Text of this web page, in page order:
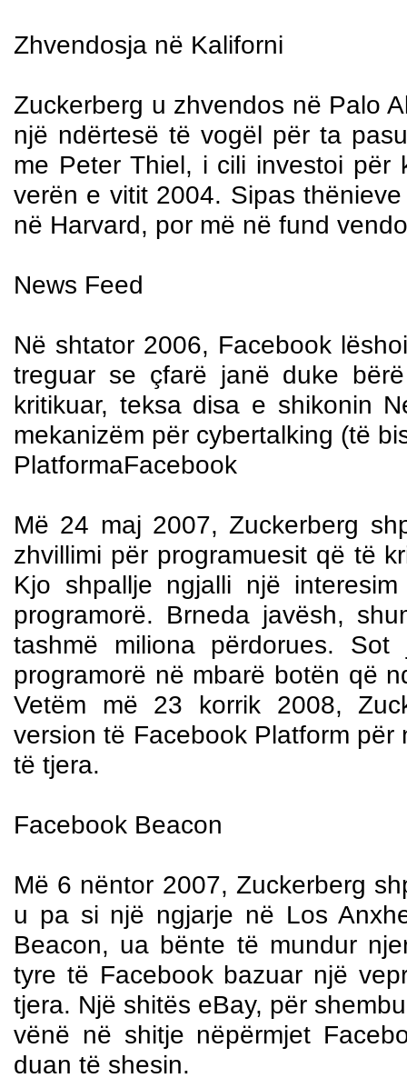
Zhvendosja në Kaliforni
Zuckerberg u zhvendos në Palo
një ndërtesë të vogël për ta
me Peter Thiel, i cili investoi
verën e vitit 2004. Sipas
në Harvard, por më në fund
News Feed
Në shtator 2006, Facebook
treguar se çfarë janë duke
kritikuar, teksa disa e shikonin
mekanizëm për cybertalking (të
PlatformaFacebook
Më 24 maj 2007, Zuckerberg
zhvillimi për programuesit që të
Kjo shpallje ngjalli një
programorë. Brneda javësh,
tashmë miliona përdorues.
programorë në mbarë botën që
Vetëm më 23 korrik 2008,
version të Facebook Platform
të tjera.
Facebook Beacon
Më 6 nëntor 2007, Zuckerberg
u pa si një ngjarje në Los
Beacon, ua bënte të mundur
tyre të Facebook bazuar një
tjera. Një shitës eBay, për
vënë në shitje nëpërmjet
duan të shesin.